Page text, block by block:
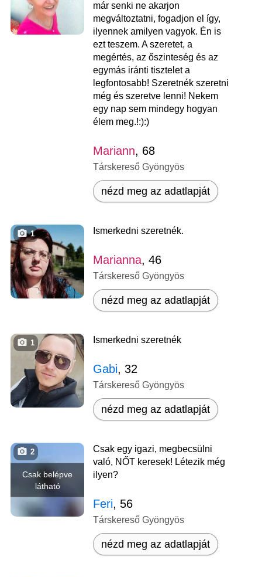
már senki ne akarjon
megváltoztatni, fogadjon el így,
ilyennek amilyen vagyok. Én is
ezt teszem. A szeretet, a
megértés, az őszinteség és az
egymás iránti tisztelet a
legfontosabb! Szeretnék szeretni
még és szeretve lenni! Nekem
egy nap sem mindegy hogyan
élem meg.!:):)
Mariann, 68
Társkereső Gyöngyös
nézd meg az adatlapját
1 Ismerkedni szeretnék.
Marianna, 46
Társkereső Gyöngyös
nézd meg az adatlapját
1 Ismerkedni szeretnék
Gabi, 32
Társkereső Gyöngyös
nézd meg az adatlapját
Csak belépve
látható
2
Csak egy igazi, megbecsülni
való, NŐT keresek! Létezik még
ilyen?
Feri, 56
Társkereső Gyöngyös
nézd meg az adatlapját